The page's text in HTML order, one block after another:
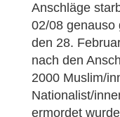
Anschläge
02/08
den 28.
nach den
2000 Muslim/
Nationalist/
ermordet